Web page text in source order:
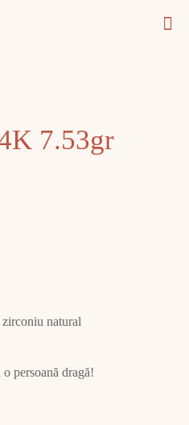
7.53gr
zirconiu natural
persoană dragă!